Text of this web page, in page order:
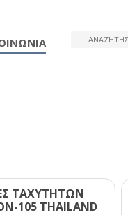
ΤΑΧΥΤΗΤΩΝ
105 ΤΗΑΙLΑΝD